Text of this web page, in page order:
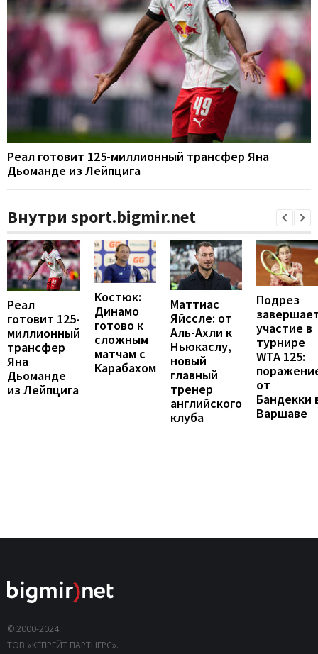
Реал готовит 125-миллионный трансфер Яна
Дьоманде из Лейпцига
Внутри sport.bigmir.net
Реал
готовит 125-
миллионный
трансфер
Яна
Дьоманде
из Лейпцига
Костюк:
Динамо
готово к
сложным
матчам с
Карабахом
Маттиас
Яйссле: от
Аль-Ахли к
Ньюкаслу,
новый
главный
тренер
английского
клуба
Подрез
участие в
турнире
WTA 125:
от
Бандекки
Варшаве
© 2000-2024,
ТОВ «КЕПРЕЙТ ПАРТНЕРС».